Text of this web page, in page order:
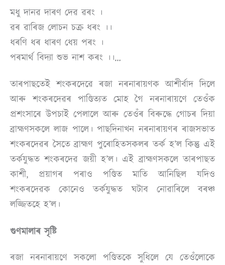
মধু দানৱ দাৰণ দেৱ ৱৰং ।
ৱৰ ৱাৰিজ লোচন চক্ৰ ধৰং ।।
ধৰণি ধৰ ধাৰণ ধেয় পৰং ।
পৰমাৰ্থ বিদ্যা শুভ নাশ কৰং ।।…
তাৰপাছতেই শংকৰদেৱে ৰজা নৰনাৰায়ণক আশীৰ্বাদ দিলে
আৰু শংকৰদেৱৰ পাণ্ডিত্যত মোহ গৈ নৰনাৰায়ণে তেওঁক
প্ৰশংসাৰে উপচাই পেলালে আৰু তেওঁৰ বিৰুদ্ধে গোচৰ দিয়া
ব্ৰাহ্মণসকলে লাজ পালে। পাছদিনাখন নৰনাৰায়ণৰ ৰাজসভাত
শংকৰদেৱৰ সৈতে ব্ৰাহ্মণ পুৰোহিতসকলৰ তৰ্ক হ’ল কিন্তু এই
তৰ্কযুদ্ধত শংকৰদেৱ জয়ী হ’ল। এই ব্ৰাহ্মণসকলে তাৰপাছত
কাশী, প্ৰয়াগৰ পৰাও পণ্ডিত মাতি আনিছিল যদিও
শংকৰদেৱক কোনেও তৰ্কযুদ্ধত ঘটাব নোৱাৰিলে বৰঞ্চ
লজ্জিতহে হ’ল।
গুণমালাৰ সৃষ্টি
ৰজা নৰনাৰায়ণে সকলো পণ্ডিতকে সুধিলে যে তেওঁলোকে